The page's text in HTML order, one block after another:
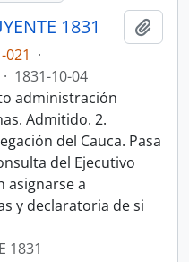
1831
021 ·
· 1831-10-04
administración
Admitido. 2.
del Cauca. Pasa
del Ejecutivo
asignarse a
y declaratoria de si
1831